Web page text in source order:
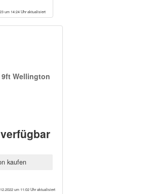
um 14:24 Uhr aktualisiert
Wellington
kaufen
um 11:02 Uhr aktualisiert